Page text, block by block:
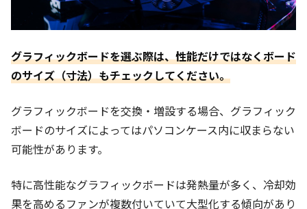
グラフィックボードを選ぶ際は、性能だけではなくボード
のサイズ（寸法）もチェックしてください。
グラフィックボードを交換・増設する場合、グラフィック
ボードのサイズによってはパソコンケース内に収まらない
可能性があります。
特に高性能なグラフィックボードは発熱量が多く、冷却効
果を高めるファンが複数付いていて大型化する傾向があり